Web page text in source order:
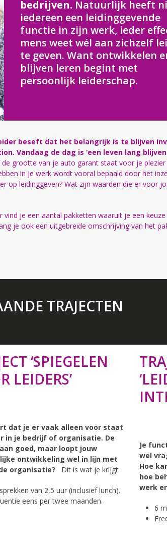
bedrijven. Natuurlijk heeft
iedereen een leidinggevende
functie in zijn werk, ieder
mens weet wél aan zichzelf
te geven. Want ontwikkelen
blijven leren begint met
persoonlijk leiderschap.
beseft dat het belangrijk is te blijven
Vandaag de dag is ‘een leven lang
de grootte van je auto garant staat voor je
in je werk wordt vooral bepaald door het
op leidinggeven? Wat zijn waarden die er voor
vind je een aantal pakketten waaruit je een
je ook een uitgebreide omschrijving van het
TRAJECTEN
‘SPIEGELEN
LEIDERS’
dat je er vaak alleen voor staat
in je bedrijf of organisatie. De
goed, maar loopt jouw
ontwikkeling wel in lijn met
organisatie? Dit is wat je krijgt:
van 2,5 uur (inclusief lunch).
eens per twee maanden.
Je
wel
Hoe
hoe
werk
6